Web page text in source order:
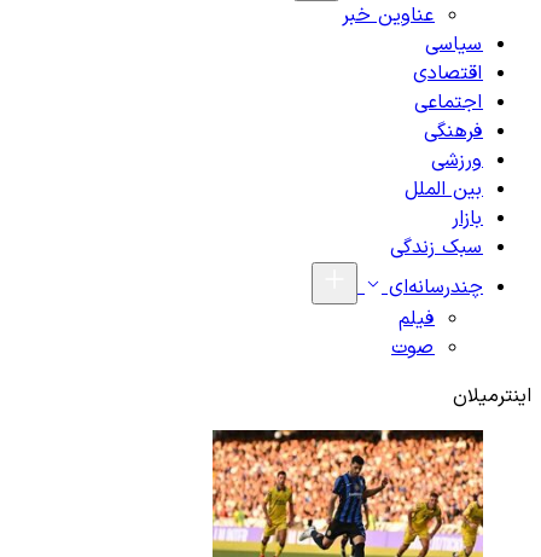
عناوین خبر
سیاسی
اقتصادی
اجتماعی
فرهنگی
ورزشی
بین الملل
بازار
سبک زندگی
چندرسانه‌ای
فیلم
صوت
اینترمیلان